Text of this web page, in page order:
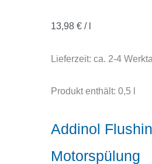
13,98 €/
Lieferzeit: ca. 2-4
Produkt enthält: 0,5
Addinol
Motorspülung